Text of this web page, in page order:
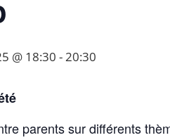
@ 18:30 -20:30
parents sur différents